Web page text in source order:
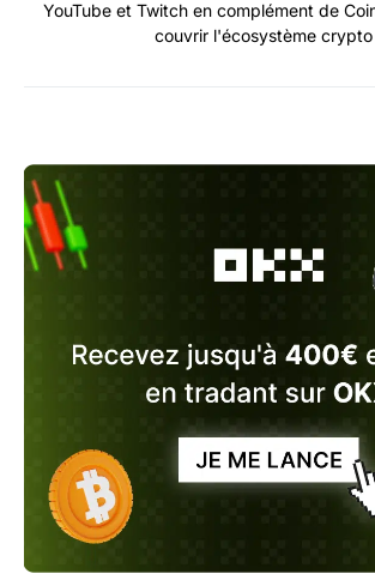
YouTube et Twitch en complément de
couvrir l'écosystème crypto